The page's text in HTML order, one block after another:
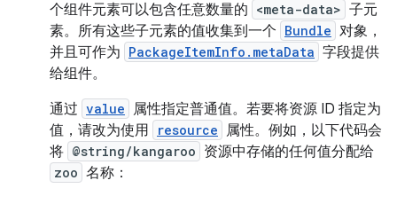
个组件元素可以包含任意数量的 <meta-data> 子元
素。所有这些子元素的值收集到一个 Bundle 对象，
并且可作为 PackageItemInfo.metaData 字段提供
给组件。
通过 value 属性指定普通值。若要将资源 ID 指定为
值，请改为使用
resource 属性。例如，以下代码会
将 @string/kangaroo 资源中存储的任何值分配给
zoo 名称：